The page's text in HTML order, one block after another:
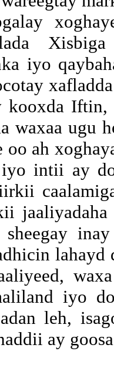
iyo
kooxda
waxaa ugu
oo ah
iyo intii ay
jaaliyadaha
iyo
leh,
ay